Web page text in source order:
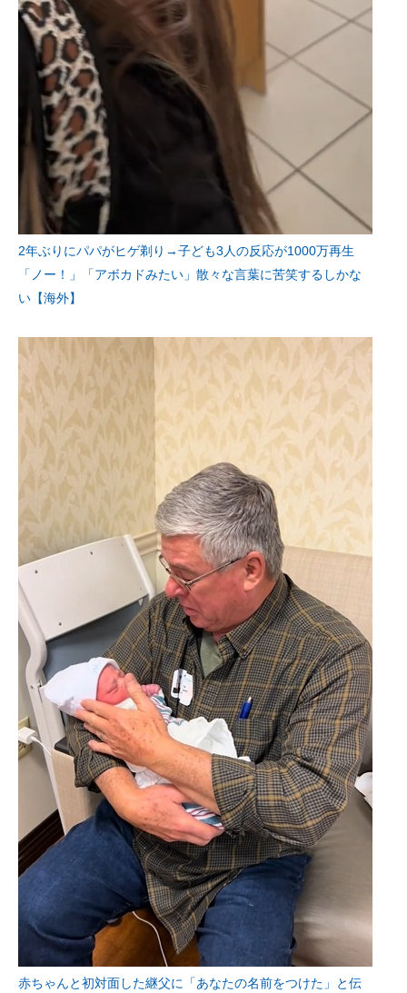
2年ぶりにパパがヒゲ剃り→子ども3人の反応が1000万再生
「ノー！」「アボカドみたい」散々な言葉に苦笑するしかな
い【海外】
赤ちゃんと初対面した継父に「あなたの名前をつけた」と伝